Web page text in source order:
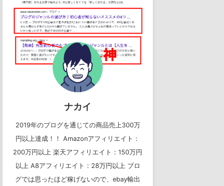
ナカイ
2019年のブログを通じての商品売上300万
円以上達成！！ Amazonアフィリエイト：
200万円以上 楽天アフィリエイト：150万円
以上 A8アフィリエイト：28万円以上 ブロ
グでは思ったほど稼げないので、ebay輸出